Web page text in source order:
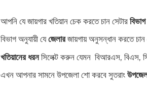
আপনি যে জায়গার খতিয়ান চেক করতে চান সেটার বিভাগ
বিভাগ অনুযায়ী যেজেলারজায়গায় অনুসন্ধান করতে চান
খতিয়ানের ধরনসিলেক্ট করুন যেমন ‌ বিআরএস,
এখন আপনার সামনে উপজেলা শো করবে সুতরাং